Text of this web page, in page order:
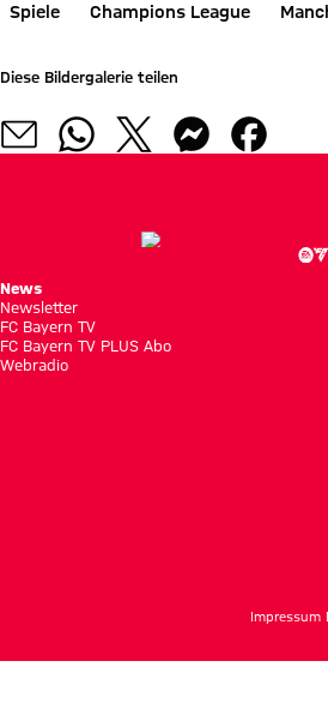
Spiele Champions League
Diese Bildergalerie teilen
News
Newsletter
FC Bayern TV
FC Bayern TV PLUS Abo
Webradio
Impressum